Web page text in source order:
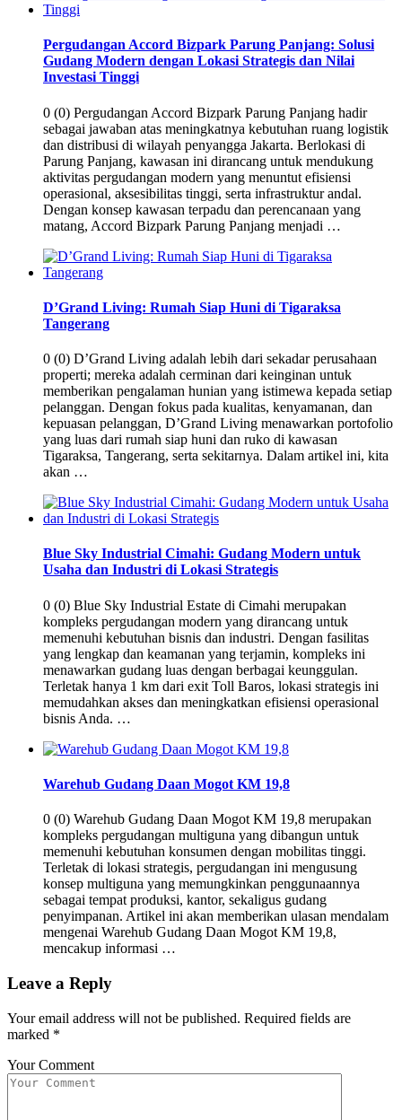
Pergudangan Accord Bizpark Parung Panjang: Solusi
Gudang Modern dengan Lokasi Strategis dan Nilai
Investasi Tinggi
0 (0) Pergudangan Accord Bizpark Parung Panjang hadir
sebagai jawaban atas meningkatnya kebutuhan ruang logistik
dan distribusi di wilayah penyangga Jakarta. Berlokasi di
Parung Panjang, kawasan ini dirancang untuk mendukung
aktivitas pergudangan modern yang menuntut efisiensi
operasional, aksesibilitas tinggi, serta infrastruktur andal.
Dengan konsep kawasan terpadu dan perencanaan yang
matang, Accord Bizpark Parung Panjang menjadi …
D’Grand Living: Rumah Siap Huni di Tigaraksa
Tangerang
0 (0) D’Grand Living adalah lebih dari sekadar perusahaan
properti; mereka adalah cerminan dari keinginan untuk
memberikan pengalaman hunian yang istimewa kepada setiap
pelanggan. Dengan fokus pada kualitas, kenyamanan, dan
kepuasan pelanggan, D’Grand Living menawarkan portofolio
yang luas dari rumah siap huni dan ruko di kawasan
Tigaraksa, Tangerang, serta sekitarnya. Dalam artikel ini, kita
akan …
Blue Sky Industrial Cimahi: Gudang Modern untuk
Usaha dan Industri di Lokasi Strategis
0 (0) Blue Sky Industrial Estate di Cimahi merupakan
kompleks pergudangan modern yang dirancang untuk
memenuhi kebutuhan bisnis dan industri. Dengan fasilitas
yang lengkap dan keamanan yang terjamin, kompleks ini
menawarkan gudang luas dengan berbagai keunggulan.
Terletak hanya 1 km dari exit Toll Baros, lokasi strategis ini
memudahkan akses dan meningkatkan efisiensi operasional
bisnis Anda. …
Warehub Gudang Daan Mogot KM 19,8
0 (0) Warehub Gudang Daan Mogot KM 19,8 merupakan
kompleks pergudangan multiguna yang dibangun untuk
memenuhi kebutuhan konsumen dengan mobilitas tinggi.
Terletak di lokasi strategis, pergudangan ini mengusung
konsep multiguna yang memungkinkan penggunaannya
sebagai tempat produksi, kantor, sekaligus gudang
penyimpanan. Artikel ini akan memberikan ulasan mendalam
mengenai Warehub Gudang Daan Mogot KM 19,8,
mencakup informasi …
Leave a Reply
Your email address will not be published. Required fields are
marked *
Your Comment